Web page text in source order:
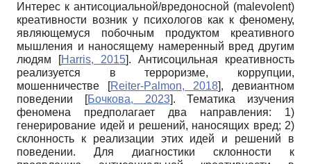
Интерес к антисоциальной/вредоносной (malevolent)
креативности возник у психологов как к феномену,
являющемуся побочным продуктом креативного
мышления и наносящему намеренный вред другим
людям
[Harris, 2015]. Антисоцильная креативность
реализуется в терроризме, коррупции,
мошенничестве
[Reiter-Palmon, 2018], девиантном
поведении
[Бочкова, 2023]. Тематика изучения
феномена предполагает два направления: 1)
генерирование идей и решений, наносящих вред; 2)
склонность к реализации этих идей и решений в
поведении. Для диагностики склонности к